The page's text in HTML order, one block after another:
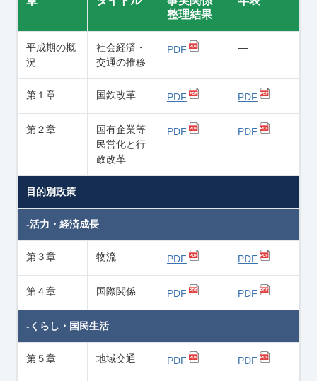
整理結果
平成期の概
況
社会経済・
交通の推移
PDF ―
第１章 国鉄改革 PDF PDF
第２章
国有企業等
民営化と行
政改革
PDF PDF
目的別政策
-活力・経済成長
第３章 物流 PDF PDF
第４章 国際関係 PDF PDF
-くらし・国民生活
第５章 地域交通 PDF PDF